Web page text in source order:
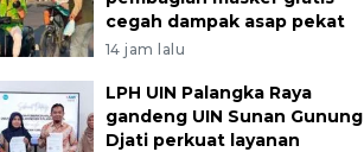
cegah dampak asap pekat
14 jam lalu
LPH UIN Palangka Raya
gandeng UIN Sunan Gunung
Djati perkuat layanan